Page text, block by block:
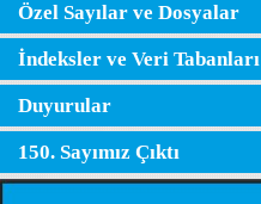
Özel Sayılar ve Dosyalar
İndeksler ve Veri Tabanları
Duyurular
150. Sayımız Çıktı